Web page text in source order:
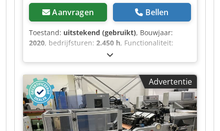
Aanvragen Bellen
Toestand: uitstekend (gebruikt), Bouwjaar:
2020, bedrijfsturen: 2.450 h, Functionaliteit:
, snijbreedte (max.):
mm, snijlengte (max.):1.680 mm, type
ingangsstroom:driefasig, snijhoogte (max.):50
mm, Uitrusting: veiligheidslichtscherm, ESKO
Kongsberg X20 Light Sign (geïnstalleerd in
februari 2020, met 2450 bedrijfsuren) -
Werkgebied: 1680x1270 mm - Inclusief: X20
basistafel, snijvilt als onderlaag, transportkisten
Advertentie